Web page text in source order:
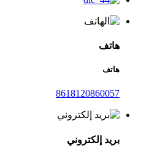
هاتف
هاتف
8618120860057
بريد إلكتروني